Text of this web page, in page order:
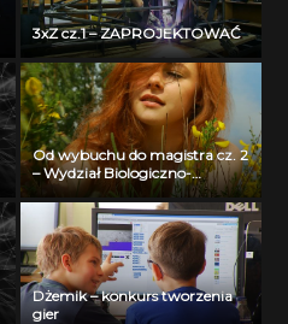
3xZ cz.1 – ZAPROJEKTOWAĆ
Od wybuchu do magistra cz. 2
– Wydział Biologiczno-
Chemiczny Uniwersytetu w
Białymstoku
Dżemik – konkurs tworzenia
gier